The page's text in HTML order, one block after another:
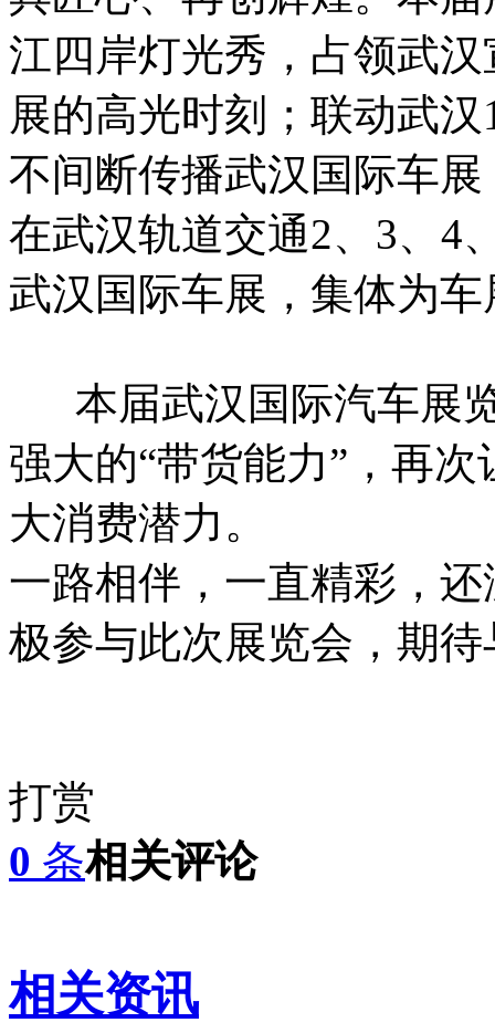
江四岸灯光秀，占领武
展的高光时刻；联动武
不间断传播武汉国际车
在武汉轨道交通2、3、4
武汉国际车展，集体为车
本届武汉国际汽车展
强大的“带货能力”，再
大消费潜力。
一路相伴，一直精彩，
极参与此次展览会，期
打赏
0 条相关评论
相关资讯